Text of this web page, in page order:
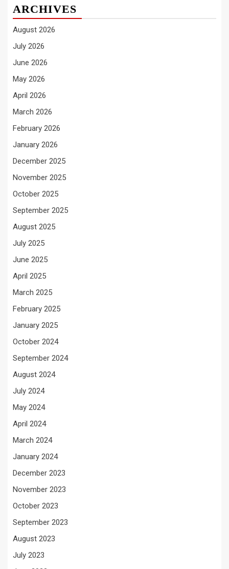
ARCHIVES
August 2026
July 2026
June 2026
May 2026
April 2026
March 2026
February 2026
January 2026
December 2025
November 2025
October 2025
September 2025
August 2025
July 2025
June 2025
April 2025
March 2025
February 2025
January 2025
October 2024
September 2024
August 2024
July 2024
May 2024
April 2024
March 2024
January 2024
December 2023
November 2023
October 2023
September 2023
August 2023
July 2023